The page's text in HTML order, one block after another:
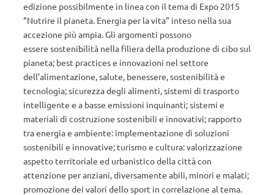
edizione possibilmente in linea con il tema di Expo 2015
“Nutrire il pianeta. Energia per la vita” inteso nella sua
accezione più ampia. Gli argomenti possono
essere sostenibilità nella filiera della produzione di cibo sul
pianeta; best practices e innovazioni nel settore
dell’alimentazione, salute, benessere, sostenibilità e
tecnologia; sicurezza degli alimenti, sistemi di trasporto
intelligente e a basse emissioni inquinanti; sistemi e
materiali di costruzione sostenibili e innovativi; rapporto
tra energia e ambiente: implementazione di soluzioni
sostenibili e innovative; turismo e cultura: valorizzazione
aspetto territoriale ed urbanistico della città con
attenzione per anziani, diversamente abili, minori e malati;
promozione dei valori dello sport in correlazione al tema.